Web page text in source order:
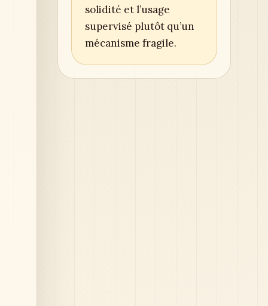
solidité et l’usage
supervisé plutôt qu’un
mécanisme fragile.